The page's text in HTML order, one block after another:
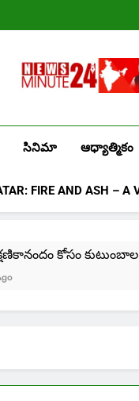
సినిమా ఆధ్యాత్మికం
FIRE AND ASH – A
క్షణికానందం కోసం కుటుంబాల